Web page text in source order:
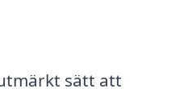
sätt att